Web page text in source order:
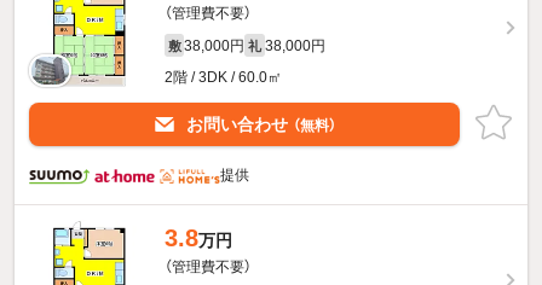
（管理費不要）
敷 38,000円 礼 38,000円
2階 / 3DK / 60.0㎡
お問い合わせ （無料）
提供
3.8万円
（管理費不要）